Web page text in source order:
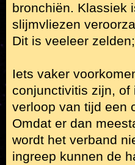
bronchiën. Klassiek
slijmvliezen
Dit is veeleer
Iets vaker
conjunctivitis zijn, of
verloop van tijd een
Omdat er dan
wordt het verband
ingreep kunnen de